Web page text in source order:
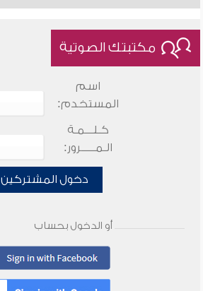
مكتبتك الصوتية
اسم
المستخدم:
كـلـــمـة
الـمـــــرور:
دخول المشتركين
أو الدخول بحساب